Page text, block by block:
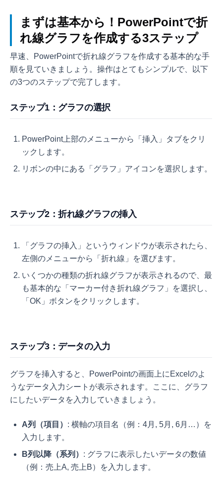
まずは基本から！PowerPointで折
れ線グラフを作成する3ステップ
早速、PowerPointで折れ線グラフを作成する基本的な手
順を見ていきましょう。操作はとてもシンプルで、以下
の3つのステップで完了します。
ステップ1：グラフの選択
PowerPoint上部のメニューから「挿入」タブをクリ
ックします。
リボンの中にある「グラフ」アイコンを選択します。
ステップ2：折れ線グラフの挿入
「グラフの挿入」というウィンドウが表示されたら、
左側のメニューから「折れ線」を選びます。
いくつかの種類の折れ線グラフが表示されるので、最
も基本的な「マーカー付き折れ線グラフ」を選択し、
「OK」ボタンをクリックします。
ステップ3：データの入力
グラフを挿入すると、PowerPointの画面上にExcelのよ
うなデータ入力シートが表示されます。ここに、グラフ
にしたいデータを入力していきましょう。
A列（項目） : 横軸の項目名（例：4月, 5月, 6月…）を
入力します。
B列以降（系列） : グラフに表示したいデータの数値
（例：売上A, 売上B）を入力します。